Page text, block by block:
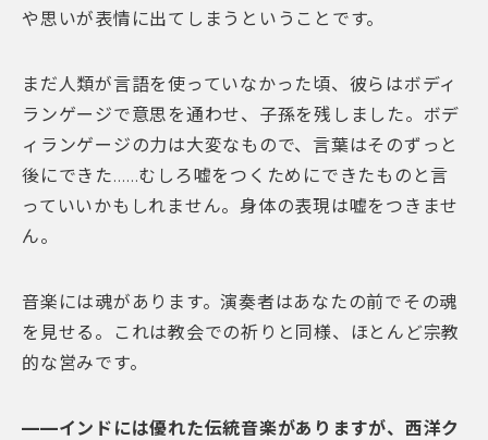
や思いが表情に出てしまうということです。
まだ人類が言語を使っていなかった頃、彼らはボディ
ランゲージで意思を通わせ、子孫を残しました。ボデ
ィランゲージの力は大変なもので、言葉はそのずっと
後にできた……むしろ嘘をつくためにできたものと言
っていいかもしれません。身体の表現は嘘をつきませ
ん。
音楽には魂があります。演奏者はあなたの前でその魂
を見せる。これは教会での祈りと同様、ほとんど宗教
的な営みです。
——インドには優れた伝統音楽がありますが、西洋ク